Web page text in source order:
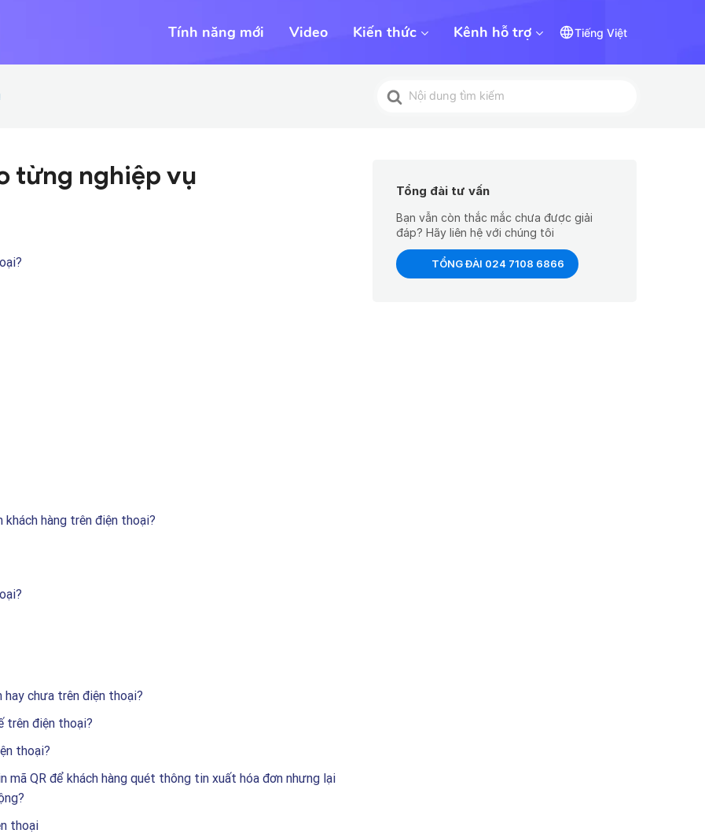
Tính năng mới Video Kiến thức Kênh hỗ trợ Tiếng Việt
Tìm
kiếm
từng nghiệp vụ
khách hàng trên điện thoại?
hay chưa trên điện thoại?
trên điện thoại?
thoại?
mã QR để khách hàng quét thông tin xuất hóa đơn nhưng lại
thoại
Tổng đài tư vấn
Bạn vẫn còn thắc mắc chưa được giải
đáp? Hãy liên hệ với chúng tôi
TỔNG ĐÀI 024 7108 6866